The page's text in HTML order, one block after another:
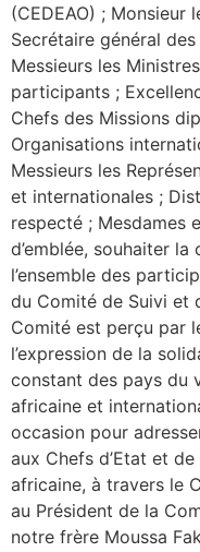
(CEDEAO) ; Monsieur
Secrétaire général
Messieurs les
participants ;
Chefs des Missions
Organisations
Messieurs les
et internationales ;
respecté ; Mesdames
d’emblée, souhaiter la
l’ensemble des
du Comité de Suivi et
Comité est perçu par
l’expression de la
constant des pays du
africaine et
occasion pour
aux Chefs d’Etat et
africaine, à travers le
au Président de la
notre frère Moussa